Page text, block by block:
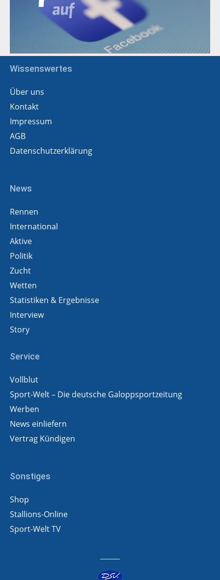
Wissenswertes
Über uns
Kontakt
Impressum
AGB
Datenschutzerklärung
News
Rennen
International
Aktive
Politik
Zucht
Wetten
Statistiken & Ergebnisse
Interview
Story
Service
Vollblut
Sport-Welt – Die deutsche Galoppsportzeitung
Werben
News einliefern
Vertrag Kündigen
Sonstiges
Shop
Stallions-Online
Sport-Welt TV